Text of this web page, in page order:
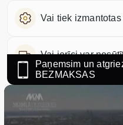
Vai tiek
Vai ierīci var
Paņemsim un
BEZMAKSAS